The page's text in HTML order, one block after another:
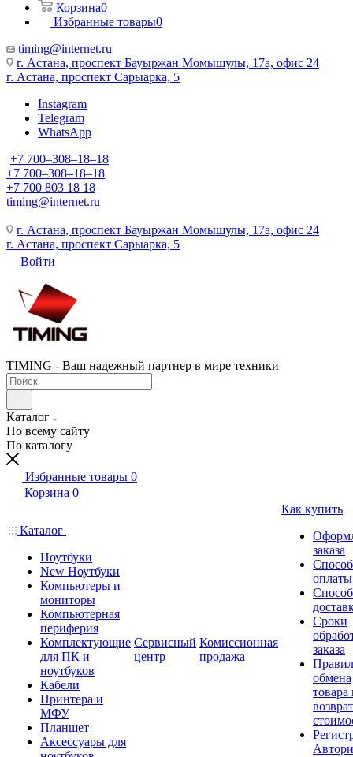
Корзина0
Избранные товары0
timing@internet.ru
г. Астана, проспект Бауыржан Момышулы, 17а, офис 24
г. Астана, проспект Сарыарка, 5
Instagram
Telegram
WhatsApp
+7 700‒308‒18‒18
+7 700‒308‒18‒18
+7 700 803 18 18
timing@internet.ru
г. Астана, проспект Бауыржан Момышулы, 17а, офис 24
г. Астана, проспект Сарыарка, 5
Войти
TIMING - Ваш надежный партнер в мире техники
Каталог
По всему сайту
По каталогу
Избранные товары 0
Корзина 0
Каталог
Ноутбуки
New Ноутбуки
Компьютеры и
мониторы
Компьютерная
периферия
Комплектующие
для ПК и
ноутбуков
Кабели
Принтера и
МФУ
Планшет
Аксессуары для
Сервисный
центр
Комиссионная
продажа
Как купить
заказа
оплаты
Сроки
заказа
обмена
товара